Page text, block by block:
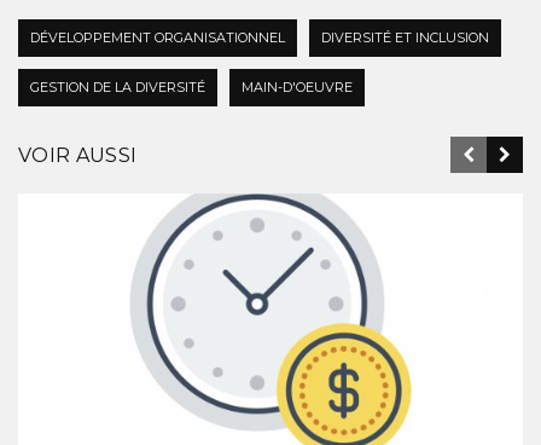
DÉVELOPPEMENT ORGANISATIONNEL DIVERSITÉ ET INCLUSION
GESTION DE LA DIVERSITÉ MAIN-D'OEUVRE
VOIR AUSSI